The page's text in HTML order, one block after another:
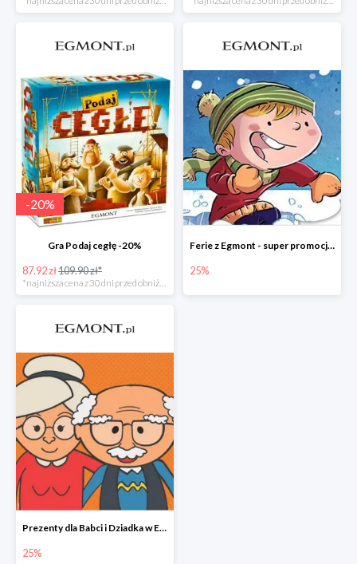
-20%
Gra Podaj cegłę -20%
87.92 zł109.90 zł*
*najniższa cena z 30 dni przed obniżką
Ferie z Egmont - super promocje do -25%
25%
Prezenty dla Babci i Dziadka w Egmont do -25%
25%